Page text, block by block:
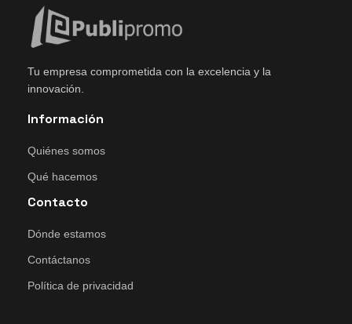
Tu empresa comprometida con la excelencia y la
innovación.
Información
Quiénes somos
Qué hacemos
Contacto
Dónde estamos
Contáctanos
Política de privacidad